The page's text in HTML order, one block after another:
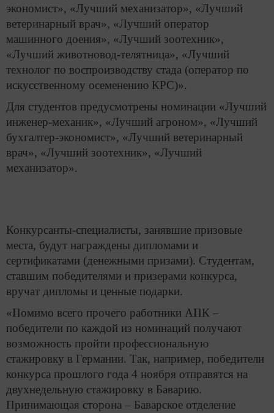
экономист», «Лучший механизатор», «Лучший
ветеринарный врач», «Лучший оператор
машинного доения», «Лучший зоотехник»,
«Лучший животновод-телятница», «Лучший
технолог по воспроизводству стада (оператор по
искусственному осеменению КРС)».
Для студентов предусмотрены номинации «Лучший
инженер-механик», «Лучший агроном», «Лучший
бухгалтер-экономист», «Лучший ветеринарный
врач», «Лучший зоотехник», «Лучший
механизатор».
Конкурсанты-специалисты, занявшие призовые
места, будут награждены дипломами и
сертификатами (денежными призами). Студентам,
ставшим победителями и призерами конкурса,
вручат дипломы и ценные подарки.
«Помимо всего прочего работники АПК –
победители по каждой из номинаций получают
возможность пройти профессиональную
стажировку в Германии. Так, например, победители
конкурса прошлого года 4 ноября отправятся на
двухнедельную стажировку в Баварию.
Принимающая сторона – Баварское отделение